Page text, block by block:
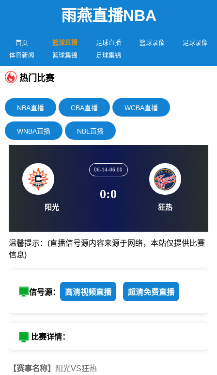
雨燕直播NBA
首页 篮球直播 足球直播 篮球录像
足球录像
体育新闻
篮球集锦 足球集锦
热门比赛
NBA直播 CBA直播 WCBA直播
WNBA直播 NBL直播
0:0
温馨提示：(直播信号源内容来源于网络，本站仅提供比赛
信息)
信号源： 高清视频直播 超清免费直播
比赛详情：
【赛事名称】
阳光VS狂热